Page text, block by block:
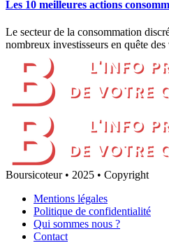
Les 10 meilleures actions
Le secteur de la consommation
nombreux investisseurs en quête
Boursicoteur • 2025 • Copyright
Mentions légales
Politique de confidentialité
Qui sommes nous ?
Contact